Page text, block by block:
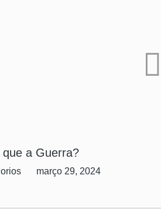
que a Guerra?
março 29, 2024